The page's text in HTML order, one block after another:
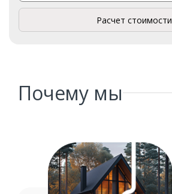
Ваше имя*
Расчет стоимости
Почему мы